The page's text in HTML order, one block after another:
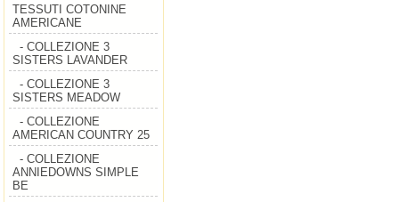
TESSUTI COTONINE
AMERICANE
- COLLEZIONE 3
SISTERS LAVANDER
- COLLEZIONE 3
SISTERS MEADOW
- COLLEZIONE
AMERICAN COUNTRY 25
- COLLEZIONE
ANNIEDOWNS SIMPLE
BE